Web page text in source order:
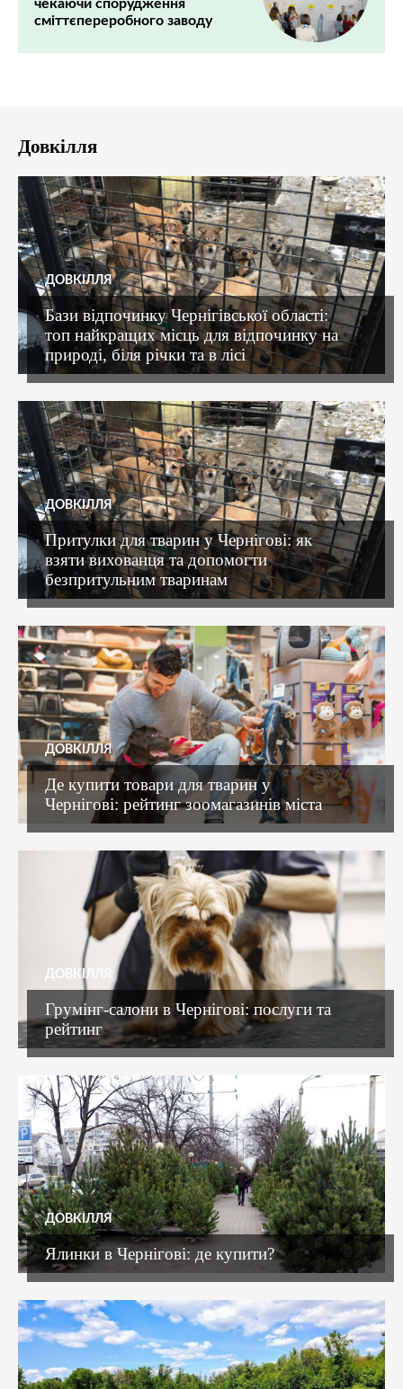
чекаючи спорудження
сміттєпереробного заводу
Довкілля
ДОВКІЛЛЯ
Бази відпочинку Чернігівської області:
топ найкращих місць для відпочинку на
природі, біля річки та в лісі
ДОВКІЛЛЯ
Притулки для тварин у Чернігові: як
взяти вихованця та допомогти
безпритульним тваринам
ДОВКІЛЛЯ
Де купити товари для тварин у
Чернігові: рейтинг зоомагазинів міста
ДОВКІЛЛЯ
Грумінг-салони в Чернігові: послуги та
рейтинг
ДОВКІЛЛЯ
Ялинки в Чернігові: де купити?